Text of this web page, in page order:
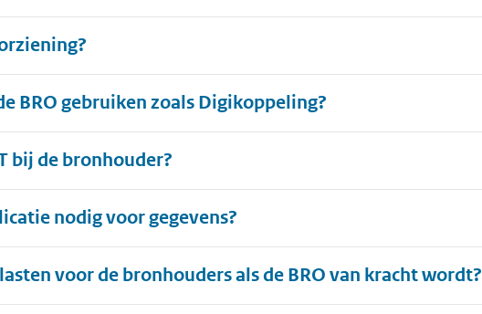
BRO gebruiken zoals Digikoppeling?
bij de bronhouder?
nodig voor gegevens?
voor de bronhouders als de BRO van kracht wordt?